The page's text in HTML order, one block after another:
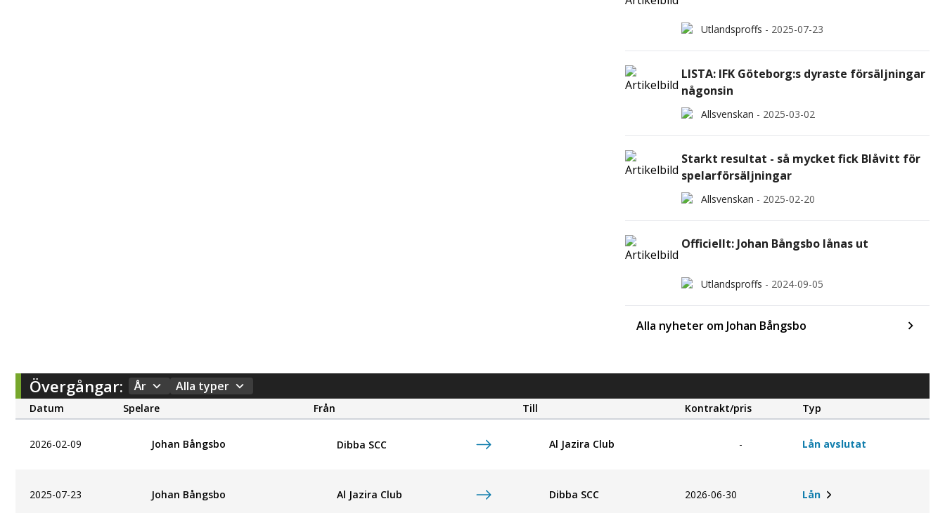
Utlandsproffs - 2025-07-23
LISTA: IFK Göteborg:s dyraste försäljningar
någonsin
Allsvenskan - 2025-03-02
Starkt resultat - så mycket fick Blåvitt för
spelarförsäljningar
Allsvenskan - 2025-02-20
Officiellt: Johan Bångsbo lånas ut
Utlandsproffs - 2024-09-05
Alla nyheter om Johan Bångsbo
Övergångar: År Alla typer
Datum Spelare Från Till Kontrakt/pris Typ
2026-02-09 Johan Bångsbo Dibba SCC Al Jazira Club - Lån avslutat
2025-07-23 Johan Bångsbo Al Jazira Club Dibba SCC 2026-06-30 Lån